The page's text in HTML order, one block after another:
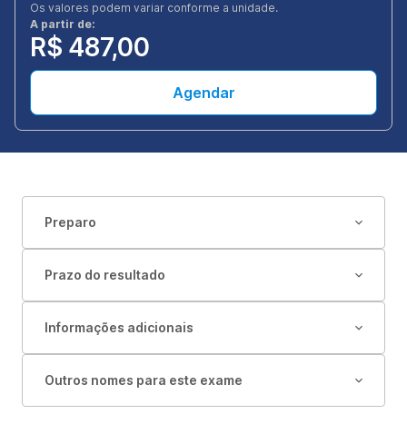
Os valores podem variar conforme a unidade.
A partir de:
R$ 487,00
Agendar
Preparo
Prazo do resultado
Informações adicionais
Outros nomes para este exame